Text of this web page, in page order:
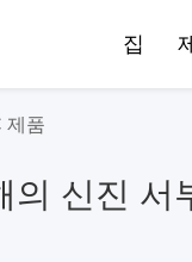
집
제품
의 신진